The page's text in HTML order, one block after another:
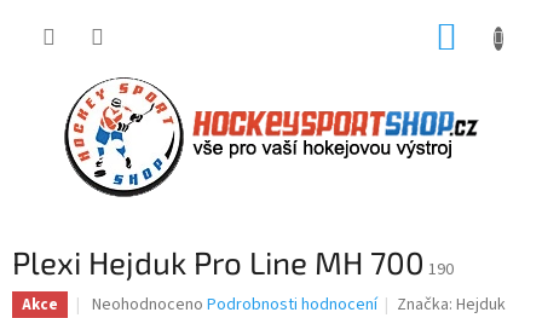
Plexi Hejduk Pro Line MH 700 190
Akce
Průměrné
Neohodnoceno Podrobnosti hodnocení Značka:Hejduk